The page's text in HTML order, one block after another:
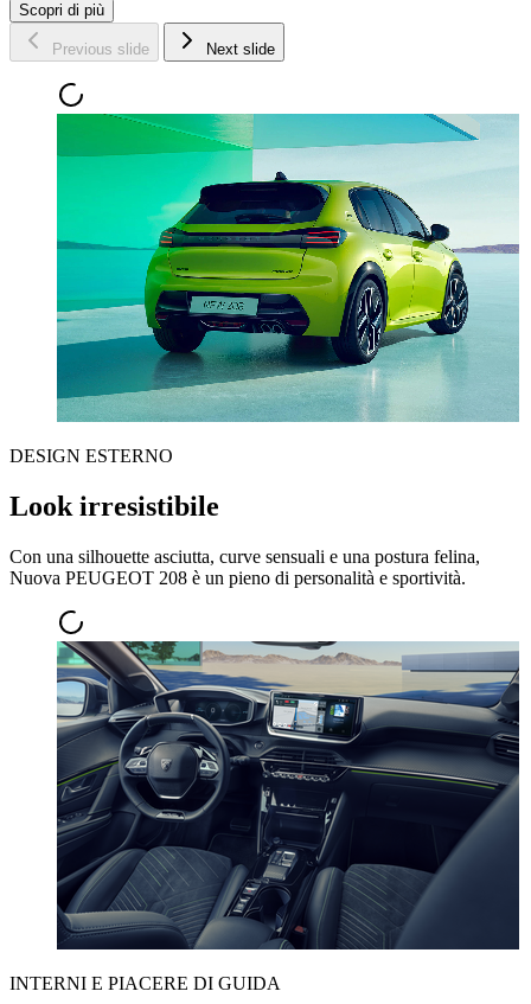
Scopri di più
Previous slide Next slide
DESIGN ESTERNO
Look irresistibile
Con una silhouette asciutta, curve sensuali e una postura felina,
Nuova PEUGEOT 208 è un pieno di personalità e sportività.
INTERNI E PIACERE DI GUIDA